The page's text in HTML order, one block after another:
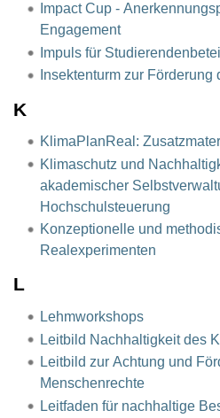
Impact Cup -
Engagement
Impuls für
Insektenturm zur Förderung
K
KlimaPlanReal:
Klimaschutz und
akademischer
Hochschulsteuerung
Konzeptionelle und
Realexperimenten
L
Lehmworkshops
Leitbild Nachhaltigkeit des
Leitbild zur Achtung und
Menschenrechte
Leitfaden für nachhaltige